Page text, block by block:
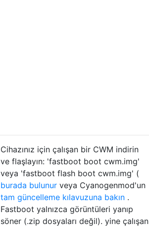
Cihazınız için çalışan bir CWM indirin
ve flaşlayın: 'fastboot boot cwm.img'
veya 'fastboot flash boot cwm.img' (
burada bulunur veya Cyanogenmod'un
tam güncelleme kılavuzuna bakın .
Fastboot yalnızca görüntüleri yanıp
söner (.zip dosyaları değil). yine çalışan